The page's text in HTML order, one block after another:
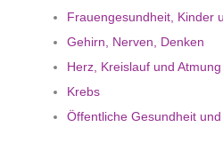
Frauengesundheit, Kinder
Gehirn, Nerven, Denken
Herz, Kreislauf und Atmung
Krebs
Öffentliche Gesundheit